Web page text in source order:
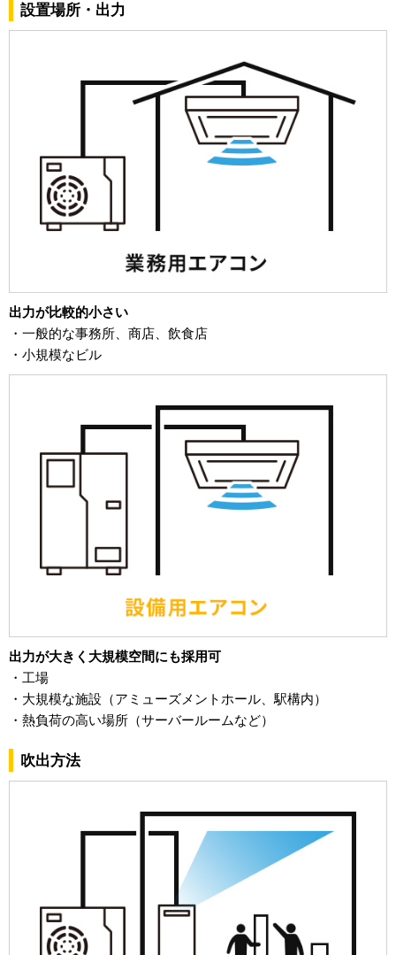
設置場所・出力
出力が比較的小さい
・一般的な事務所、商店、飲食店
・小規模なビル
出力が大きく大規模空間にも採用可
・工場
・大規模な施設（アミューズメントホール、駅構内）
・熱負荷の高い場所（サーバールームなど）
吹出方法